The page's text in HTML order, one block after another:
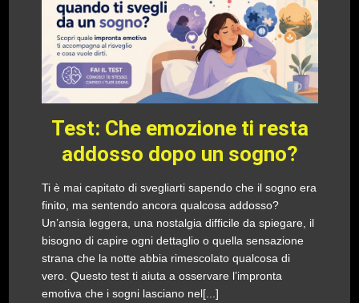
Test: Che emozione ti resta
addosso dopo un sogno?
Ti è mai capitato di svegliarti sapendo che il sogno era
finito, ma sentendo ancora qualcosa addosso?
Un’ansia leggera, una nostalgia difficile da spiegare, il
bisogno di capire ogni dettaglio o quella sensazione
strana che la notte abbia rimescolato qualcosa di
vero. Questo test ti aiuta a osservare l’impronta
emotiva che i sogni lasciano nel[...]